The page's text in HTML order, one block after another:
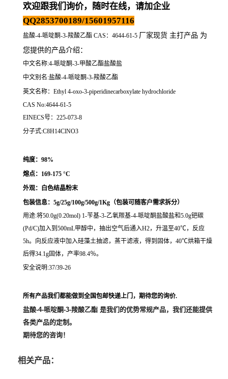
欢迎跟我们询价，随时在线，请加企业
QQ2853700189/15601957116
盐酸-4-哌啶酮-3-羧酸乙酯 CAS：4644-61-5 厂家现货 主打产品 为
您提供的产品介绍 ：
中文名称:4-哌啶酮-3-甲酸乙酯盐酸盐
中文别名:盐酸-4-哌啶酮-3-羧酸乙酯
英文名称：Ethyl 4-oxo-3-piperidinecarboxylate hydrochloride
CAS No:4644-61-5
EINECS号：225-073-8
分子式:C8H14ClNO3
纯度：98%
熔点： 169-175 °C
外观：白色结晶粉末
包装信息：5g/25g/100g/500g/1Kg（包装可随客户需求拆分）
用途:将50.0g(0.20mol) 1-苄基-3-乙氧羰基-4-哌啶酮盐酸盐和5.0g钯碳
(Pd/C)加入到500mL甲醇中，抽出空气后通入H2，升温至40℃，反应
5h。向反应液中加入硅藻土抽滤，蒸干滤液，得到固体，40℃烘箱干燥
后得34.1g固体，产率98.4％。
安全说明:37/39-26
所有产品我们都能做到全国包邮快递上门，期待您的询价.
盐酸-4-哌啶酮-3-羧酸乙酯 是我们的优势常规产品，我们还能提供
各类产品的定制。
期待您的咨询！
相关产品：